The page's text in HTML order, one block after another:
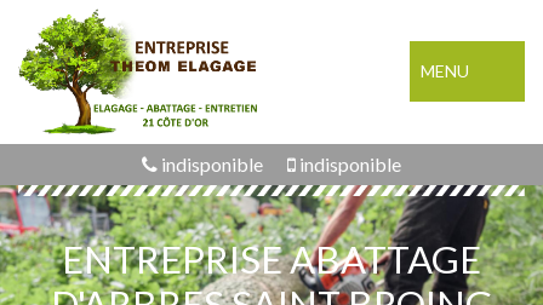
MENU
indisponible indisponible
ENTREPRISE ABATTAGE